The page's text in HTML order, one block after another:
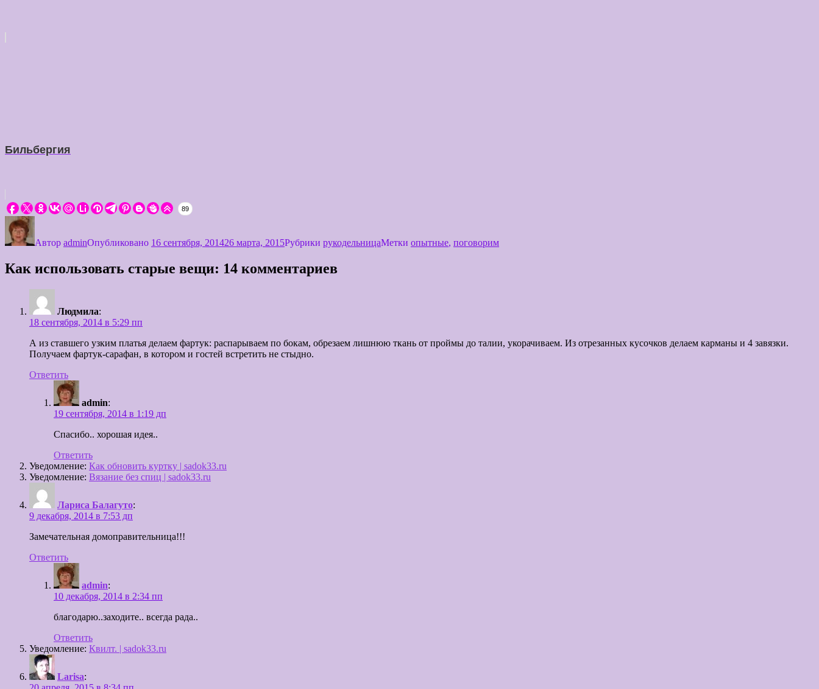
Бильбергия
89
Автор adminОпубликовано 16 сентября, 201426 марта, 2015Рубрики рукодельницаМетки опытные, поговорим
Как использовать старые вещи: 14 комментариев
Людмила:
18 сентября, 2014 в 5:29 пп
А из ставшего узким платья делаем фартук: распарываем по бокам, обрезаем лишнюю ткань от проймы до талии, укорачиваем. Из отрезанных кусочков делаем карманы и 4 завязки.
Получаем фартук-сарафан, в котором и гостей встретить не стыдно.
Ответить
admin:
19 сентября, 2014 в 1:19 дп
Спасибо.. хорошая идея..
Ответить
Уведомление: Как обновить куртку | sadok33.ru
Уведомление: Вязание без спиц | sadok33.ru
Лариса Балагуто:
9 декабря, 2014 в 7:53 дп
Замечательная домоправительница!!!
Ответить
admin:
10 декабря, 2014 в 2:34 пп
благодарю..заходите.. всегда рада..
Ответить
Уведомление: Квилт. | sadok33.ru
Larisa: